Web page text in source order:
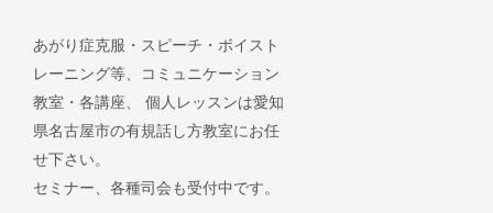
あがり症克服・スピーチ・ボイスト
レーニング等、コミュニケーション
教室・各講座、 個人レッスンは愛知
県名古屋市の有規話し方教室にお任
せ下さい。
セミナー、各種司会も受付中です。